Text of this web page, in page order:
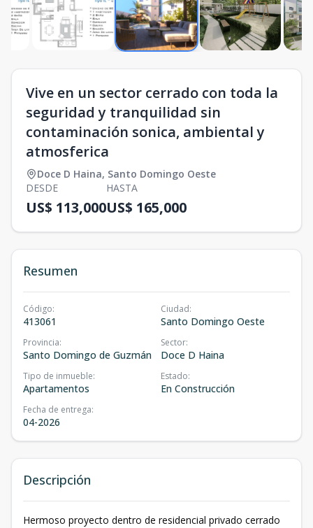
Vive en un sector cerrado con toda la
seguridad y tranquilidad sin
contaminación sonica, ambiental y
atmosferica
Doce D Haina, Santo Domingo Oeste
DESDE
US$ 113,000
HASTA
US$ 165,000
Resumen
Código:
413061
Ciudad:
Santo Domingo Oeste
Provincia:
Santo Domingo de Guzmán
Sector:
Doce D Haina
Tipo de inmueble:
Apartamentos
Estado:
En Construcción
Fecha de entrega:
04-2026
Descripción
Hermoso proyecto dentro de residencial privado cerrado